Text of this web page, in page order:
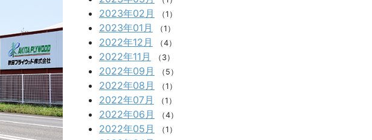
2023年02月 （1）
2023年01月 （1）
2022年12月 （4）
2022年11月 （3）
2022年09月 （5）
2022年08月 （1）
2022年07月 （1）
2022年06月 （4）
2022年05月 （1）